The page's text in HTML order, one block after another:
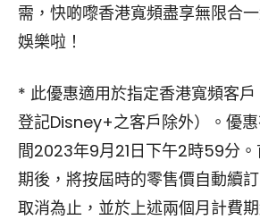
需，快啲嚟香港寬頻盡享無限合
娛樂啦！
* 此優惠適用於指定香港寬頻客
登記Disney+之客戶除外）。優
間2023年9月21日下午2時59分
期後，將按屆時的零售價自動續
取消為止，並於上述兩個月計費